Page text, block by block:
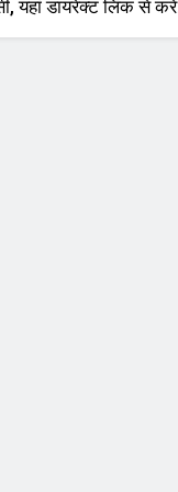
यहां डायरेक्ट लिंक से करें
अप्लाई